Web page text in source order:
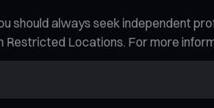
always seek independent
Locations. For more